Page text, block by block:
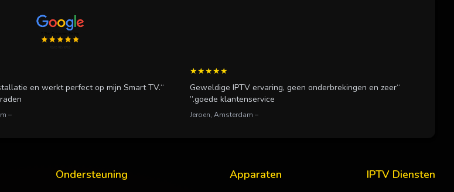
★★★★★
“Geweldige IPTV ervaring, geen onderbrekingen en zeer
goede klantenservice.”
– Jeroen, Amsterdam
en werkt perfect op mijn Smart TV.
– Fatima, Rotterdam
IPTV Diensten
Apparaten
Ondersteuning